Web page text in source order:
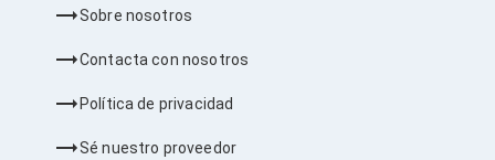
Bluetooth
Adaptadores Video DisplayPort
Adaptadores Video HDMI
Adaptadores Video DVI
Sobre nosotros
Contacta con nosotros
Política de privacidad
Sé nuestro proveedor